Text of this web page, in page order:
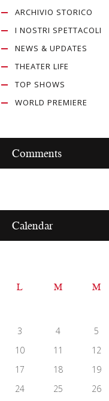
ARCHIVIO STORICO
I NOSTRI SPETTACOLI
NEWS & UPDATES
THEATER LIFE
TOP SHOWS
WORLD PREMIERE
Comments
Calendar
L M M
3
4 5
10
11 12
17
18 19
24
25 26